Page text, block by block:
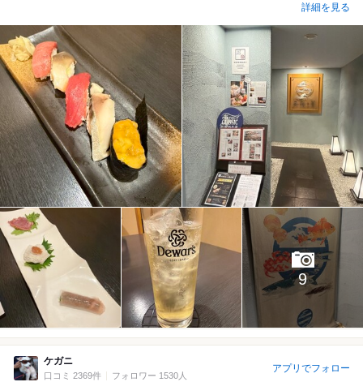
詳細を見る
9
ケガニ
口コミ 2369件 フォロワー 1530人
アプリでフォロー